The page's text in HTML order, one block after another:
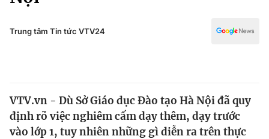
Thế giới
Trung tâm Tin tức VTV24
VTV.vn - Dù Sở Giáo dục Đào tạo Hà Nội đã quy
định rõ việc nghiêm cấm dạy thêm, dạy trước
vào lớp 1, tuy nhiên những gì diễn ra trên thực